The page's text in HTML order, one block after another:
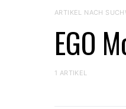
ARTIKEL NACH
EGO
1 ARTIKEL